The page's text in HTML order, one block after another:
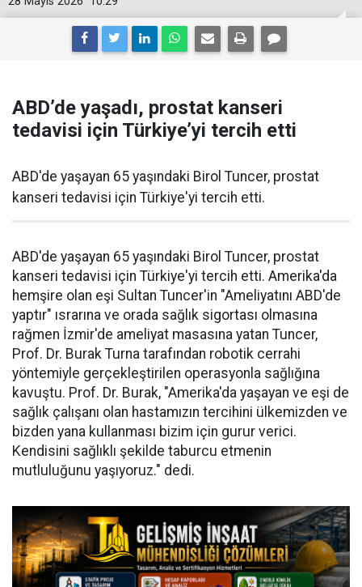
ABD’de yaşadı, prostat kanseri
tedavisi için Türkiye’yi tercih etti
ABD'de yaşayan 65 yaşındaki Birol Tuncer, prostat
kanseri tedavisi için Türkiye'yi tercih etti.
ABD'de yaşayan 65 yaşındaki Birol Tuncer, prostat
kanseri tedavisi için Türkiye'yi tercih etti. Amerika'da
hemşire olan eşi Sultan Tuncer'in "Ameliyatını ABD'de
yaptır" ısrarına ve orada sağlık sigortası olmasına
rağmen İzmir'de ameliyat masasına yatan Tuncer,
Prof. Dr. Burak Turna tarafından robotik cerrahi
yöntemiyle gerçekleştirilen operasyonla sağlığına
kavuştu. Prof. Dr. Burak, "Amerika'da yaşayan ve eşi de
sağlık çalışanı olan hastamızın tercihini ülkemizden ve
bizden yana kullanması bizim için gurur verici.
Kendisini sağlıklı şekilde taburcu etmenin
mutluluğunu yaşıyoruz." dedi.